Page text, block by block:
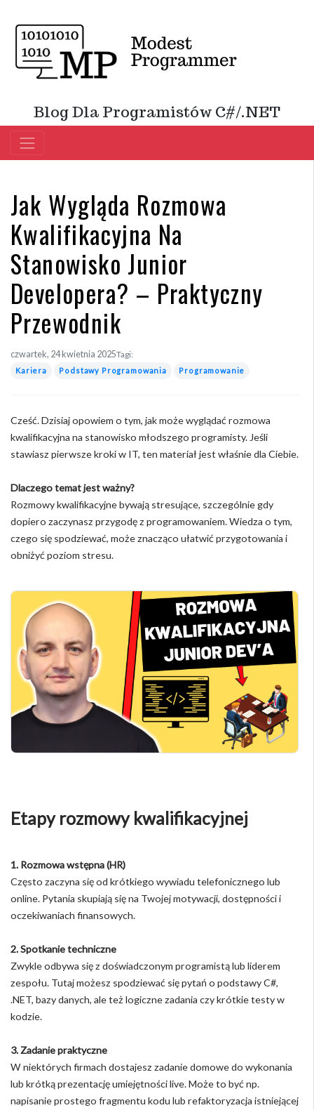
Blog Dla Programistów C#/.NET
Jak Wygląda Rozmowa
Kwalifikacyjna Na
Stanowisko Junior
Developera? – Praktyczny
Przewodnik
czwartek, 24 kwietnia 2025Tagi:
Kariera Podstawy Programowania Programowanie
Cześć. Dzisiaj opowiem o tym, jak może wyglądać rozmowa
kwalifikacyjna na stanowisko młodszego programisty. Jeśli
stawiasz pierwsze kroki w IT, ten materiał jest właśnie dla Ciebie.
Dlaczego temat jest ważny?
Rozmowy kwalifikacyjne bywają stresujące, szczególnie gdy
dopiero zaczynasz przygodę z programowaniem. Wiedza o tym,
czego się spodziewać, może znacząco ułatwić przygotowania i
obniżyć poziom stresu.
Etapy rozmowy kwalifikacyjnej
1. Rozmowa wstępna (HR)
Często zaczyna się od krótkiego wywiadu telefonicznego lub
online. Pytania skupiają się na Twojej motywacji, dostępności i
oczekiwaniach finansowych.
2. Spotkanie techniczne
Zwykle odbywa się z doświadczonym programistą lub liderem
zespołu. Tutaj możesz spodziewać się pytań o podstawy C#,
.NET, bazy danych, ale też logiczne zadania czy krótkie testy w
kodzie.
3. Zadanie praktyczne
W niektórych firmach dostajesz zadanie domowe do wykonania
lub krótką prezentację umiejętności live. Może to być np.
napisanie prostego fragmentu kodu lub refaktoryzacja istniejącej